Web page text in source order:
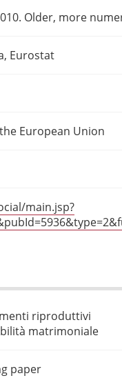
Older, more
Eurostat
European Union
main.jsp?
riproduttivi
matrimoniale
paper